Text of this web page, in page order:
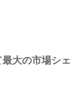
大の市場シェ